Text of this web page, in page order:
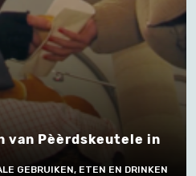
van Pèèrdskeutele in
GEBRUIKEN, ETEN EN DRINKEN